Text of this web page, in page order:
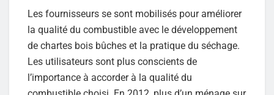
Les fournisseurs se sont mobilisés pour améliorer
la qualité du combustible avec le développement
de chartes bois bûches et la pratique du séchage.
Les utilisateurs sont plus conscients de
l’importance à accorder à la qualité du